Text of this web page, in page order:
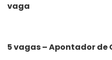
vaga
5 vagas – Apontador de